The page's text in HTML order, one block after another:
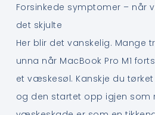
Forsinkede symptomer – når
det skjulte
Her blir det vanskelig. Mange
unna når MacBook Pro M1
et væskesøl. Kanskje du
og den startet opp igjen som